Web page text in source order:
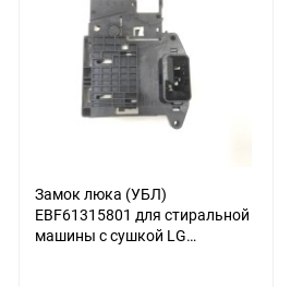
90
150
Замок люка (УБЛ)
EBF61315801 для стиральной
машины с сушкой LG